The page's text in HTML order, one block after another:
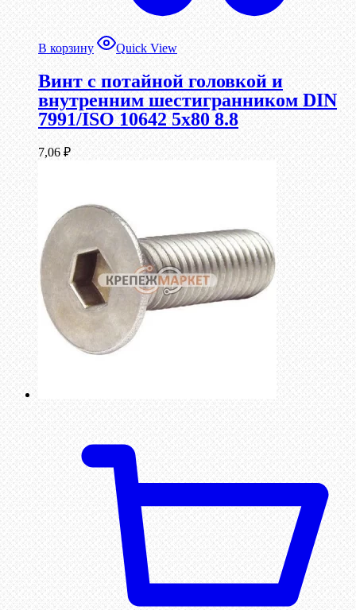
В корзину Quick View
Винт с потайной головкой и
внутренним шестигранником DIN
7991/ISO 10642 5х80 8.8
7,06 ₽